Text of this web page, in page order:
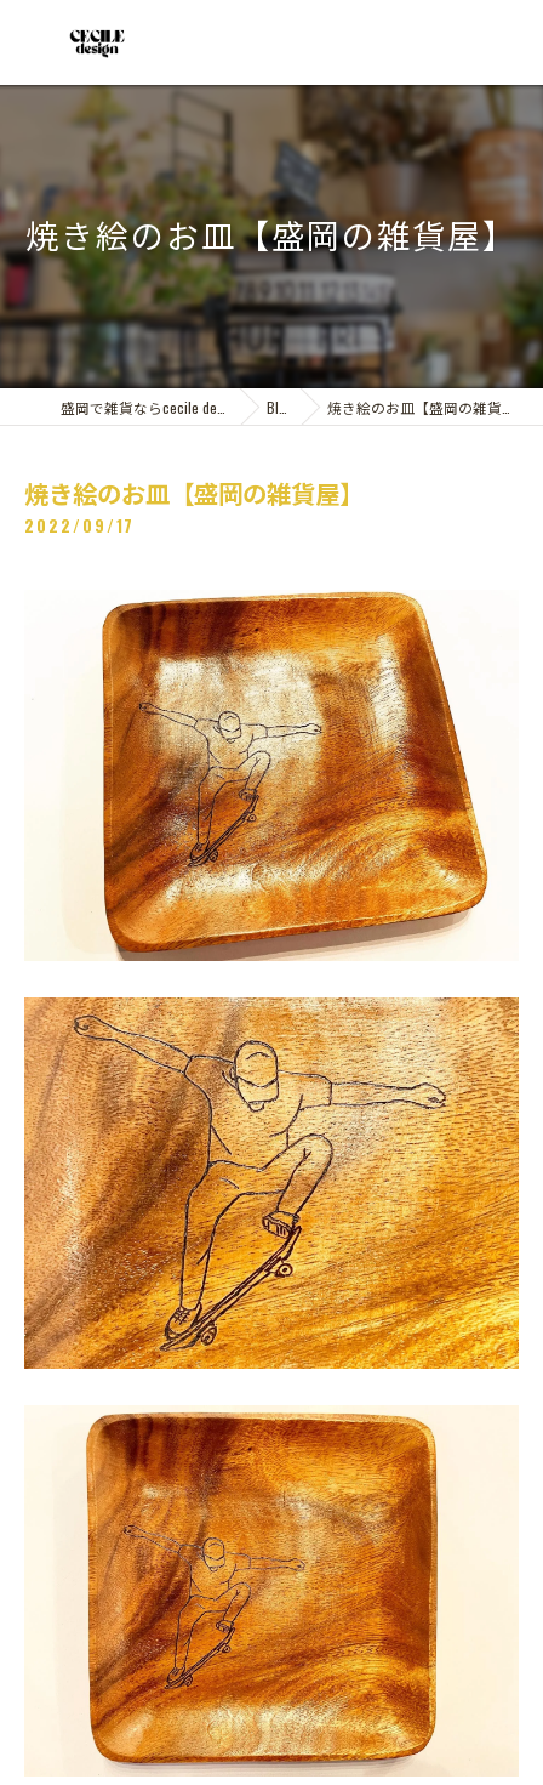
焼き絵のお皿【盛岡の雑貨屋】
Blog 焼き絵のお皿【盛岡の雑貨屋】
焼き絵のお皿【盛岡の雑貨屋】
2022/09/17